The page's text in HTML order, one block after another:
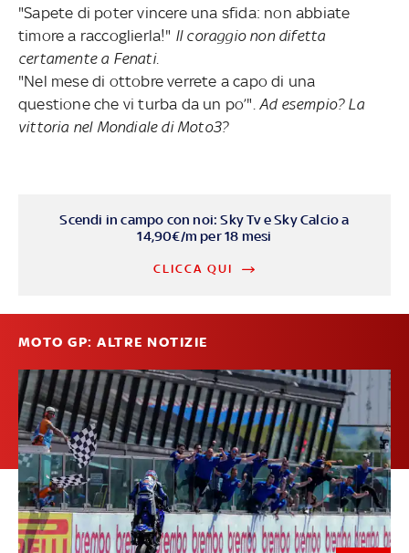
"Sapete di poter vincere una sfida: non abbiate
timore a raccoglierla!" Il coraggio non difetta
certamente a Fenati.
"Nel mese di ottobre verrete a capo di una
questione che vi turba da un po’". Ad esempio? La
vittoria nel Mondiale di Moto3?
Scendi in campo con noi: Sky Tv e Sky Calcio a
14,90€/m per 18 mesi
CLICCA QUI
MOTO GP: ALTRE NOTIZIE